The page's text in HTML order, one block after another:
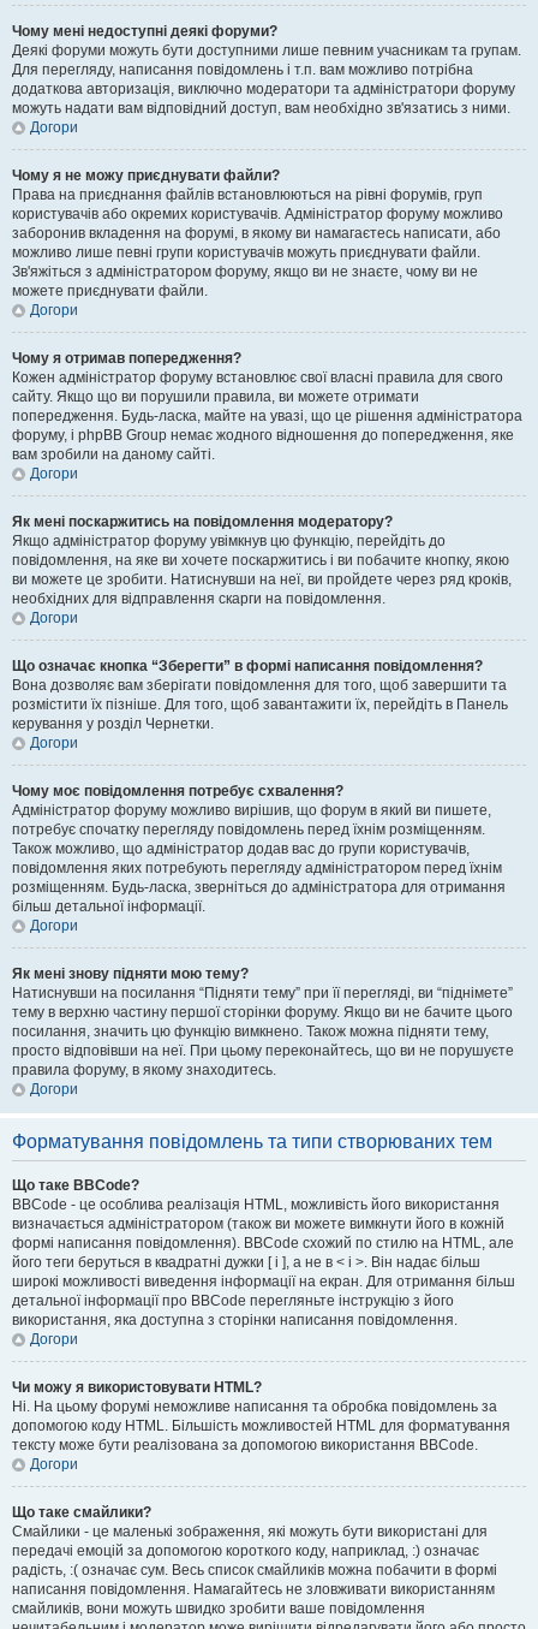
Чому мені недоступні деякі форуми?
Деякі форуми можуть бути доступними лише певним учасникам та групам.
Для перегляду, написання повідомлень і т.п. вам можливо потрібна
додаткова авторизація, виключно модератори та адміністратори форуму
можуть надати вам відповідний доступ, вам необхідно зв'язатись з ними.
Догори
Чому я не можу приєднувати файли?
Права на приєднання файлів встановлюються на рівні форумів, груп
користувачів або окремих користувачів. Адміністратор форуму можливо
заборонив вкладення на форумі, в якому ви намагаєтесь написати, або
можливо лише певні групи користувачів можуть приєднувати файли.
Зв'яжіться з адміністратором форуму, якщо ви не знаєте, чому ви не
можете приєднувати файли.
Догори
Чому я отримав попередження?
Кожен адміністратор форуму встановлює свої власні правила для свого
сайту. Якщо що ви порушили правила, ви можете отримати
попередження. Будь-ласка, майте на увазі, що це рішення адміністратора
форуму, і phpBB Group немає жодного відношення до попередження, яке
вам зробили на даному сайті.
Догори
Як мені поскаржитись на повідомлення модератору?
Якщо адміністратор форуму увімкнув цю функцію, перейдіть до
повідомлення, на яке ви хочете поскаржитись і ви побачите кнопку, якою
ви можете це зробити. Натиснувши на неї, ви пройдете через ряд кроків,
необхідних для відправлення скарги на повідомлення.
Догори
Що означає кнопка “Зберегти” в формі написання повідомлення?
Вона дозволяє вам зберігати повідомлення для того, щоб завершити та
розмістити їх пізніше. Для того, щоб завантажити їх, перейдіть в Панель
керування у розділ Чернетки.
Догори
Чому моє повідомлення потребує схвалення?
Адміністратор форуму можливо вирішив, що форум в який ви пишете,
потребує спочатку перегляду повідомлень перед їхнім розміщенням.
Також можливо, що адміністратор додав вас до групи користувачів,
повідомлення яких потребують перегляду адміністратором перед їхнім
розміщенням. Будь-ласка, зверніться до адміністратора для отримання
більш детальної інформації.
Догори
Як мені знову підняти мою тему?
Натиснувши на посилання “Підняти тему” при її перегляді, ви “піднімете”
тему в верхню частину першої сторінки форуму. Якщо ви не бачите цього
посилання, значить цю функцію вимкнено. Також можна підняти тему,
просто відповівши на неї. При цьому переконайтесь, що ви не порушуєте
правила форуму, в якому знаходитесь.
Догори
Форматування повідомлень та типи створюваних тем
Що таке BBCode?
BBCode - це особлива реалізація HTML, можливість його використання
визначається адміністратором (також ви можете вимкнути його в кожній
формі написання повідомлення). BBCode схожий по стилю на HTML, але
його теги беруться в квадратні дужки [ і ], а не в < і >. Він надає більш
широкі можливості виведення інформації на екран. Для отримання більш
детальної інформації про BBCode перегляньте інструкцію з його
використання, яка доступна з сторінки написання повідомлення.
Догори
Чи можу я використовувати HTML?
Ні. На цьому форумі неможливе написання та обробка повідомлень за
допомогою коду HTML. Більшість можливостей HTML для форматування
тексту може бути реалізована за допомогою використання BBCode.
Догори
Що таке смайлики?
Смайлики - це маленькі зображення, які можуть бути використані для
передачі емоцій за допомогою короткого коду, наприклад, :) означає
радість, :( означає сум. Весь список смайликів можна побачити в формі
написання повідомлення. Намагайтесь не зловживати використанням
смайликів, вони можуть швидко зробити ваше повідомлення